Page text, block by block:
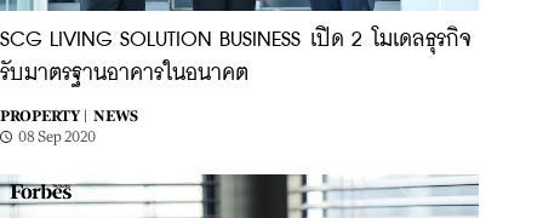
SCG LIVING SOLUTION BUSINESS เปิด 2 โมเดลธุรกิจ
รับมาตรฐานอาคารในอนาคต
PROPERTY |
NEWS
08 Sep 2020